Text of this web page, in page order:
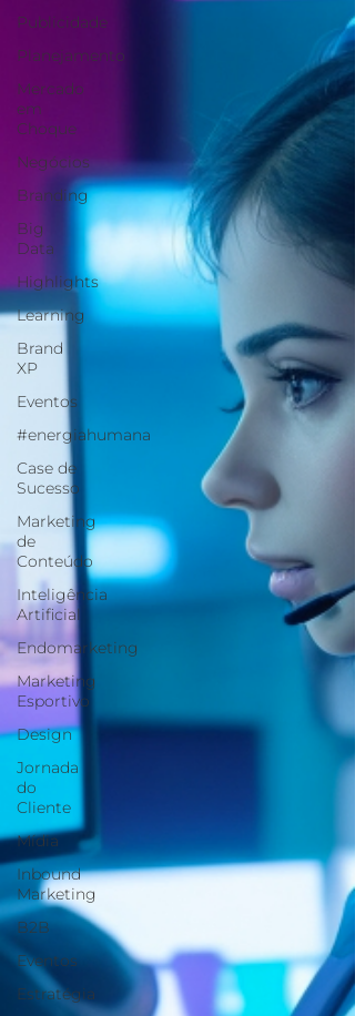
Publicidade
Planejamento
Mercado
em
Choque
Negócios
Branding
Big
Data
Highlights
Learning
Brand
XP
Eventos
#energiahumana
Case de
Sucesso
Marketing
de
Conteúdo
Inteligência
Artificial
Endomarketing
Marketing
Esportivo
Design
Jornada
do
Cliente
Mídia
Inbound
Marketing
B2B
Eventos
Estratégia